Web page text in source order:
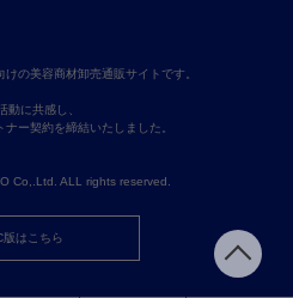
の美容商材卸売通販サイトです。
動に共感し、
ー契約を締結いたしました。
Co,.Ltd. ALL rights reserved.
版はこちら